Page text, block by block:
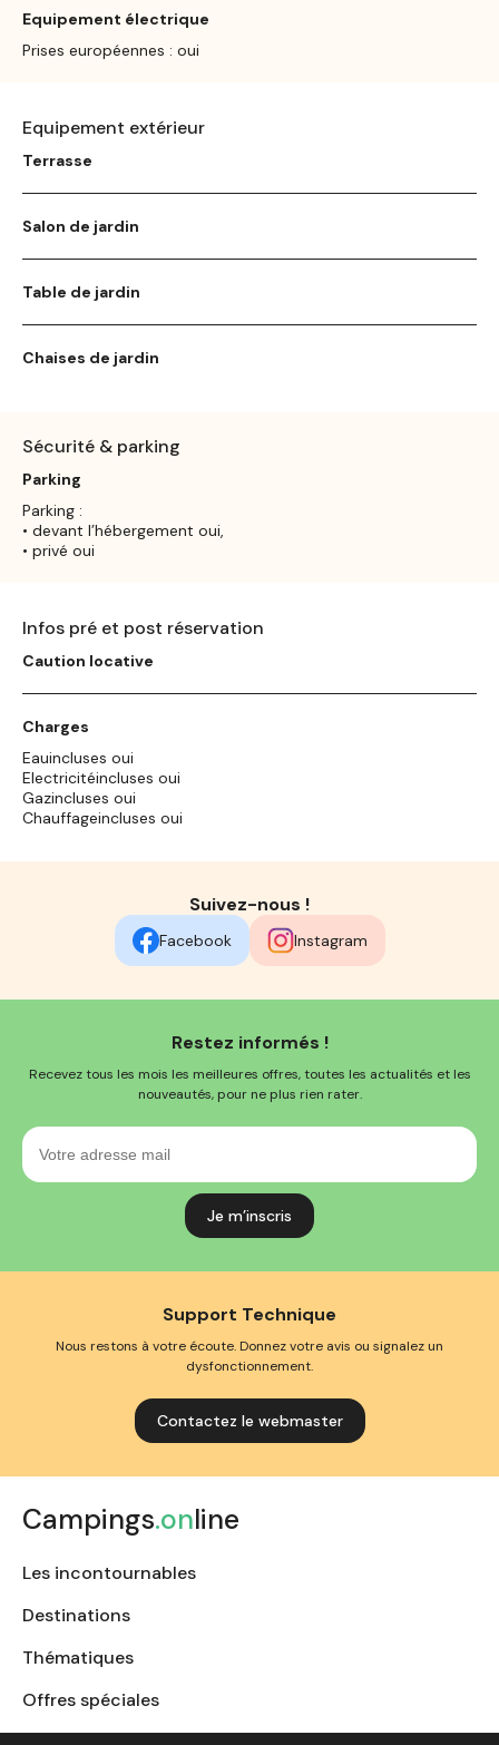
Equipement électrique
Prises européennes : oui
Equipement extérieur
Terrasse
Salon de jardin
Table de jardin
Chaises de jardin
Sécurité & parking
Parking
Parking :
• devant l’hébergement oui,
• privé oui
Infos pré et post réservation
Caution locative
Charges
Eauincluses oui
Electricitéincluses oui
Gazincluses oui
Chauffageincluses oui
Suivez-nous !
Facebook Instagram
Restez informés !
Recevez tous les mois les meilleures offres, toutes les actualités et les
nouveautés, pour ne plus rien rater.
Votre
adresse
mail
Support Technique
Nous restons à votre écoute. Donnez votre avis ou signalez un
dysfonctionnement.
Contactez le webmaster
Campings.online
Les incontournables
Destinations
Thématiques
Offres spéciales